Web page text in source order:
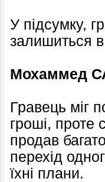
У підсумку,
залишиться в
Мохаммед
Гравець міг
гроші, проте
продав
перехід
їхні плани.